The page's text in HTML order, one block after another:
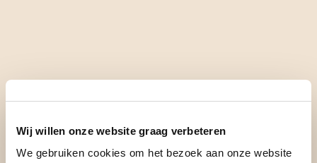
Wij willen onze website graag verbeteren
We gebruiken cookies om het bezoek aan onze website
Ziektes en aandoeningen